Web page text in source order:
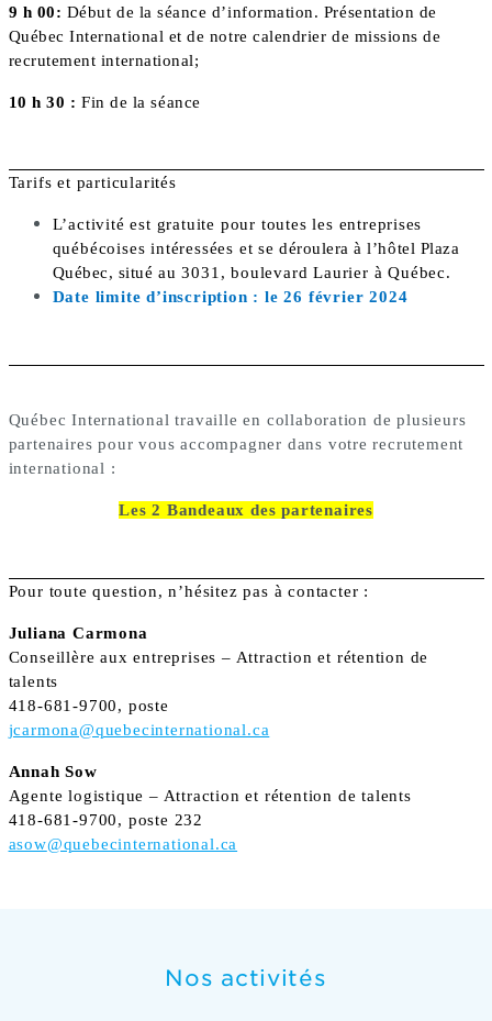
9 h 00: Début de la séance d’information. Présentation de
Québec International et de notre calendrier de missions de
recrutement international;
10 h 30 : Fin de la séance
Tarifs et particularités
L’activité est gratuite pour toutes les entreprises
québécoises intéressées et se déroulera à l’hôtel Plaza
Québec, situé au 3031, boulevard Laurier à Québec.
Date limite d’inscription : le 26 février 2024
Québec International travaille en collaboration de plusieurs
partenaires pour vous accompagner dans votre recrutement
international :
Les 2 Bandeaux des partenaires
Pour toute question, n’hésitez pas à contacter :
Juliana Carmona
Conseillère aux entreprises – Attraction et rétention de
talents
418-681-9700, poste
jcarmona@quebecinternational.ca
Annah Sow
Agente logistique – Attraction et rétention de talents
418-681-9700, poste 232
asow@quebecinternational.ca
Nos activités